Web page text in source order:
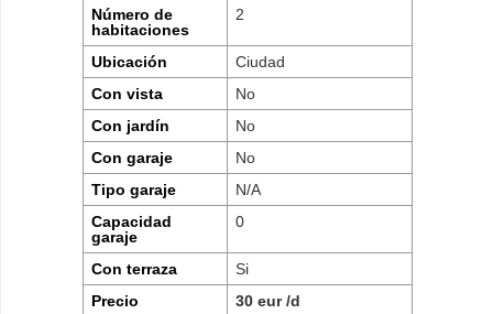
Número de
habitaciones
2
Ubicación
Ciudad
Con vista
No
Con jardín
No
Con garaje
No
Tipo garaje
N/A
Capacidad
garaje
0
Con terraza
Si
Precio
30 eur /d